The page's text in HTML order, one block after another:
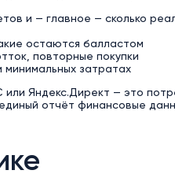
и — главное — сколько
остаются балластом
повторные покупки
минимальных затратах
Яндекс.Директ — это
отчёт финансовые